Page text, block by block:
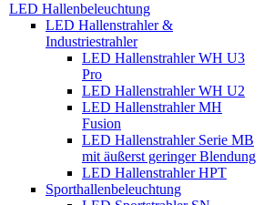
LED Hallenbeleuchtung
LED Hallenstrahler &
Industriestrahler
LED Hallenstrahler WH U3
Pro
LED Hallenstrahler WH U2
LED Hallenstrahler MH
Fusion
LED Hallenstrahler Serie MB
mit äußerst geringer Blendung
LED Hallenstrahler HPT
Sporthallenbeleuchtung